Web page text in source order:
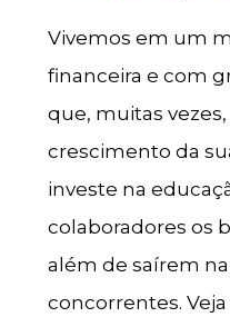
Vivemos em um
financeira e com
que, muitas
crescimento da
investe na
colaboradores os
além de saírem
concorrentes.